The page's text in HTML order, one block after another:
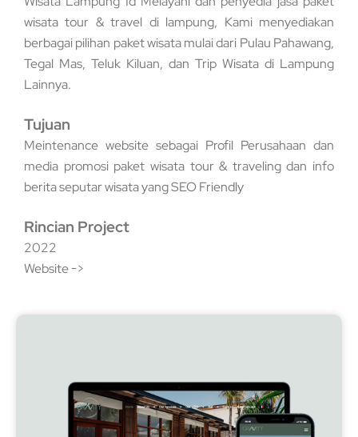
wisata tour & travel di lampung, Kami menyediakan
berbagai pilihan paket wisata mulai dari Pulau Pahawang,
Tegal Mas, Teluk Kiluan, dan Trip Wisata di Lampung
Lainnya.
Tujuan
Meintenance website sebagai Profil Perusahaan dan
media promosi paket wisata tour & traveling dan info
berita seputar wisata yang SEO Friendly
Rincian Project
2022
Website ->